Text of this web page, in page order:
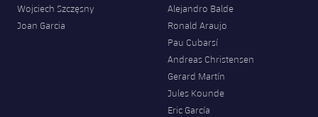
Wojciech Szczęsny
Joan Garcia
Alejandro Balde
Ronald Araujo
Pau Cubarsí
Andreas Christensen
Gerard Martín
Jules Kounde
Eric García